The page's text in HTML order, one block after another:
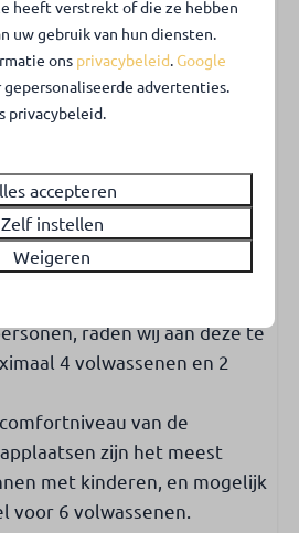
op parkeerplaats
elektrische auto's
algemene parkeerplaats van
tegenover bungalow 31.
in Belkmerduinen 31.
huisdieren toegestaan)
ideaal voor een gezin met
ruimte voor een
Hoewel de bungalow
raden wij aan deze te
4 volwassenen en 2
van de
zijn het meest
met kinderen, en mogelijk
voor 6 volwassenen.
heeft verstrekt of die ze hebben
uw gebruik van hun diensten.
ons privacybeleid. Google
advertenties.
privacybeleid.
accepteren
Zelf instellen
Weigeren